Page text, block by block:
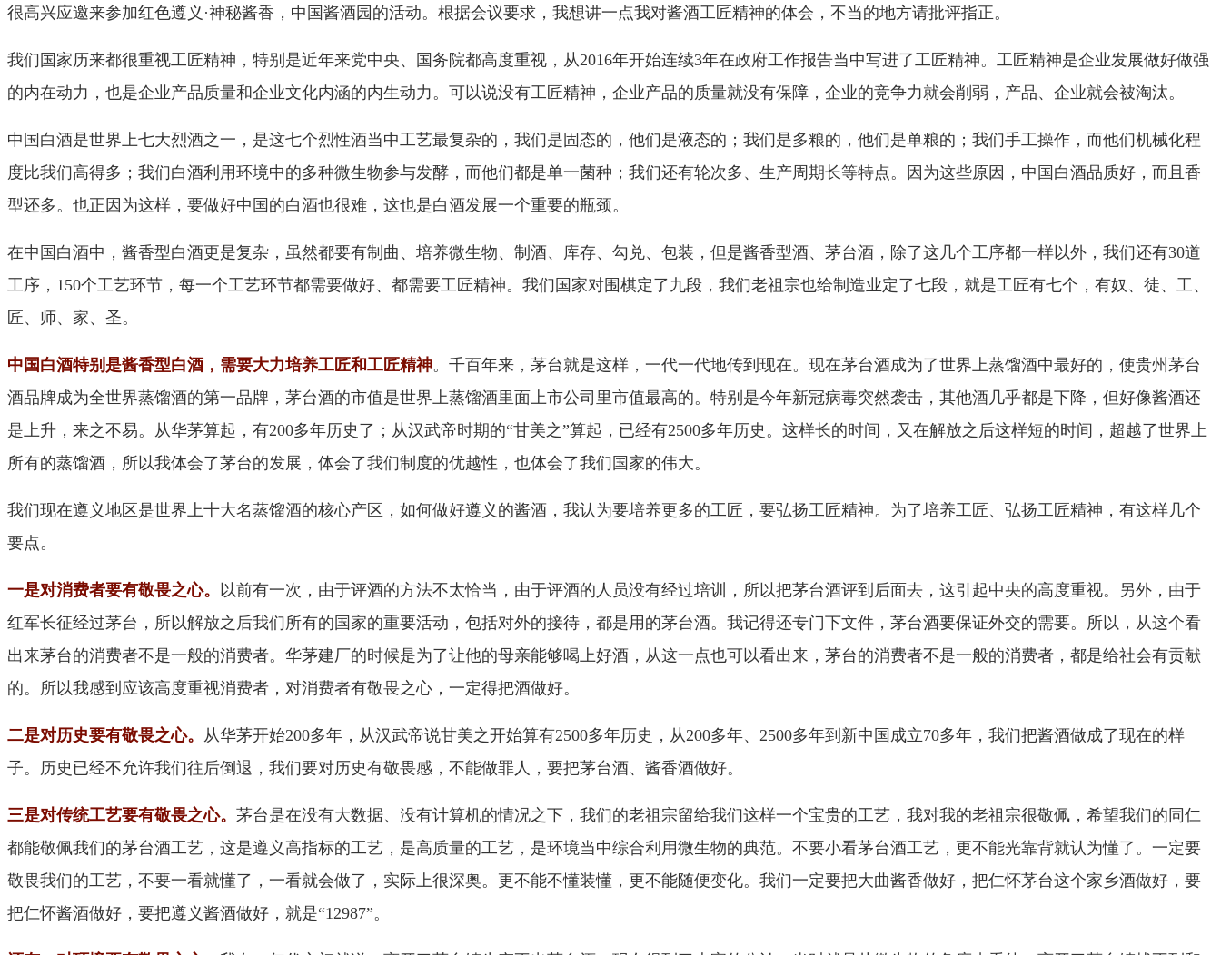
很高兴应邀来参加红色遵义·神秘酱香，中国酱酒园的活动。根据会议要求，我想讲一点我对酱酒工匠精神的体会，不当的地方请批评指正。
我们国家历来都很重视工匠精神，特别是近年来党中央、国务院都高度重视，从2016年开始连续3年在政府工作报告当中写进了工匠精神。工匠精神是企业发展做好做强
的内在动力，也是企业产品质量和企业文化内涵的内生动力。可以说没有工匠精神，企业产品的质量就没有保障，企业的竞争力就会削弱，产品、企业就会被淘汰。
中国白酒是世界上七大烈酒之一，是这七个烈性酒当中工艺最复杂的，我们是固态的，他们是液态的；我们是多粮的，他们是单粮的；我们手工操作，而他们机械化程
度比我们高得多；我们白酒利用环境中的多种微生物参与发酵，而他们都是单一菌种；我们还有轮次多、生产周期长等特点。因为这些原因，中国白酒品质好，而且香
型还多。也正因为这样，要做好中国的白酒也很难，这也是白酒发展一个重要的瓶颈。
在中国白酒中，酱香型白酒更是复杂，虽然都要有制曲、培养微生物、制酒、库存、勾兑、包装，但是酱香型酒、茅台酒，除了这几个工序都一样以外，我们还有30道
工序，150个工艺环节，每一个工艺环节都需要做好、都需要工匠精神。我们国家对围棋定了九段，我们老祖宗也给制造业定了七段，就是工匠有七个，有奴、徒、工、
匠、师、家、圣。
中国白酒特别是酱香型白酒，需要大力培养工匠和工匠精神。千百年来，茅台就是这样，一代一代地传到现在。现在茅台酒成为了世界上蒸馏酒中最好的，使贵州茅台
酒品牌成为全世界蒸馏酒的第一品牌，茅台酒的市值是世界上蒸馏酒里面上市公司里市值最高的。特别是今年新冠病毒突然袭击，其他酒几乎都是下降，但好像酱酒还
是上升，来之不易。从华茅算起，有200多年历史了；从汉武帝时期的“甘美之”算起，已经有2500多年历史。这样长的时间，又在解放之后这样短的时间，超越了世界上
所有的蒸馏酒，所以我体会了茅台的发展，体会了我们制度的优越性，也体会了我们国家的伟大。
我们现在遵义地区是世界上十大名蒸馏酒的核心产区，如何做好遵义的酱酒，我认为要培养更多的工匠，要弘扬工匠精神。为了培养工匠、弘扬工匠精神，有这样几个
要点。
一是对消费者要有敬畏之心。
以前有一次，由于评酒的方法不太恰当，由于评酒的人员没有经过培训，所以把茅台酒评到后面去，这引起中央的高度重视。另外，由于
红军长征经过茅台，所以解放之后我们所有的国家的重要活动，包括对外的接待，都是用的茅台酒。我记得还专门下文件，茅台酒要保证外交的需要。所以，从这个看
出来茅台的消费者不是一般的消费者。华茅建厂的时候是为了让他的母亲能够喝上好酒，从这一点也可以看出来，茅台的消费者不是一般的消费者，都是给社会有贡献
的。所以我感到应该高度重视消费者，对消费者有敬畏之心，一定得把酒做好。
二是对历史要有敬畏之心。 从华茅开始200多年，从汉武帝说甘美之开始算有2500多年历史，从200多年、2500多年到新中国成立70多年，我们把酱酒做成了现在的样
子。历史已经不允许我们往后倒退，我们要对历史有敬畏感，不能做罪人，要把茅台酒、酱香酒做好。
三是对传统工艺要有敬畏之心。 茅台是在没有大数据、没有计算机的情况之下，我们的老祖宗留给我们这样一个宝贵的工艺，我对我的老祖宗很敬佩，希望我们的同仁
都能敬佩我们的茅台酒工艺，这是遵义高指标的工艺，是高质量的工艺，是环境当中综合利用微生物的典范。不要小看茅台酒工艺，更不能光靠背就认为懂了。一定要
敬畏我们的工艺，不要一看就懂了，一看就会做了，实际上很深奥。更不能不懂装懂，更不能随便变化。我们一定要把大曲酱香做好，把仁怀茅台这个家乡酒做好，要
把仁怀酱酒做好，要把遵义酱酒做好，就是“12987”。